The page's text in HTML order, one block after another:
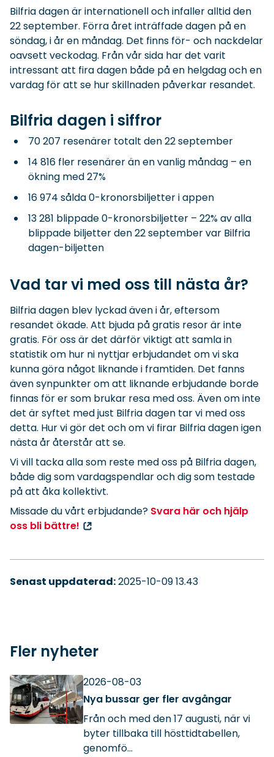
Bilfria dagen är internationell och infaller alltid den
22 september. Förra året inträffade dagen på en
söndag, i år en måndag. Det finns för- och nackdelar
oavsett veckodag. Från vår sida har det varit
intressant att fira dagen både på en helgdag och en
vardag för att se hur skillnaden påverkar resandet.
Bilfria dagen i siffror
70 207 resenärer totalt den 22 september
14 816 fler resenärer än en vanlig måndag – en
ökning med 27%
16 974 sålda 0-kronorsbiljetter i appen
13 281 blippade 0-kronorsbiljetter – 22% av alla
blippade biljetter den 22 september var Bilfria
dagen-biljetten
Vad tar vi med oss till nästa år?
Bilfria dagen blev lyckad även i år, eftersom
resandet ökade. Att bjuda på gratis resor är inte
gratis. För oss är det därför viktigt att samla in
statistik om hur ni nyttjar erbjudandet om vi ska
kunna göra något liknande i framtiden. Det fanns
även synpunkter om att liknande erbjudande borde
finnas för er som brukar resa med oss. Även om inte
det är syftet med just Bilfria dagen tar vi med oss
detta. Hur vi gör det och om vi firar Bilfria dagen igen
nästa år återstår att se.
Vi vill tacka alla som reste med oss på Bilfria dagen,
både dig som vardagspendlar och dig som testade
på att åka kollektivt.
Missade du vårt erbjudande? Svara här och hjälp
oss bli bättre!
Senast uppdaterad:2025-10-09 13.43
Fler nyheter
2026-08-03
Nya bussar ger fler avgångar
Från och med den 17 augusti, när vi
byter tillbaka till hösttidtabellen,
genomfö...